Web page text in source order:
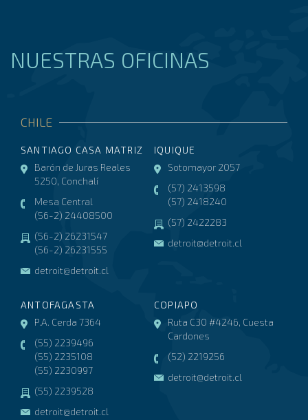
NUESTRAS OFICINAS
CHILE
SANTIAGO CASA MATRIZ
Barón de Juras Reales
5250, Conchalí
Mesa Central
(56-2) 24408500
(56-2) 26231547
(56-2) 26231555
detroit@detroit.cl
IQUIQUE
Sotomayor 2057
(57) 2413598
(57) 2418240
(57) 2422283
detroit@detroit.cl
ANTOFAGASTA
P.A. Cerda 7364
(55) 2239496
(55) 2235108
(55) 2230997
(55) 2239528
detroit@detroit.cl
COPIAPO
Ruta C30 #4246, Cuesta
Cardones
(52) 2219256
detroit@detroit.cl